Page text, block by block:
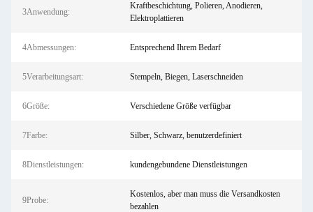
3Anwendung:
Kraftbeschichtung, Polieren, Anodieren,
Elektroplattieren
4Abmessungen: Entsprechend Ihrem Bedarf
5Verarbeitungsart: Stempeln, Biegen, Laserschneiden
6Größe: Verschiedene Größe verfügbar
7Farbe: Silber, Schwarz, benutzerdefiniert
8Dienstleistungen: kundengebundene Dienstleistungen
9Probe:
Kostenlos, aber man muss die Versandkosten
bezahlen